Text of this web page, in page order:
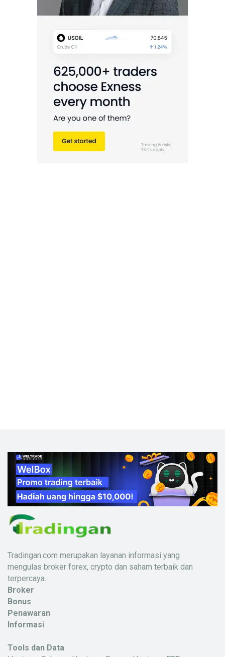
Tradingan.com merupakan layanan informasi yang
mengulas broker forex, crypto dan saham terbaik dan
terpercaya.
Broker
Bonus
Penawaran
Informasi
Tools dan Data